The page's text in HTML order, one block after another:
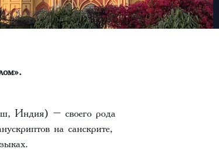
Индия) – своего рода
на санскрите,